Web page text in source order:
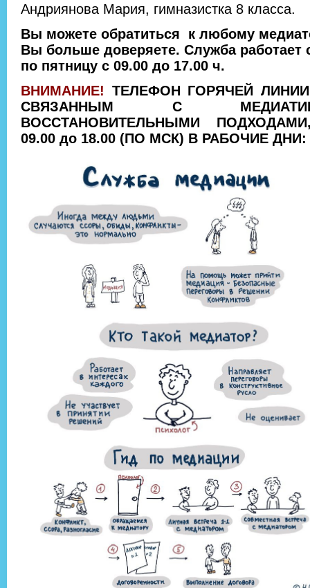
Андриянова Мария, гимназистка 8 класса.
Вы можете обратиться к любому
Вы больше доверяете. Служба работает
по пятницу с 09.00 до 17.00 ч.
ВНИМАНИЕ! ТЕЛЕФОН ГОРЯЧЕЙ
СВЯЗАННЫМ С
ВОССТАНОВИТЕЛЬНЫМИ
09.00 до 18.00 (ПО МСК) В РАБОЧИЕ ДНИ: